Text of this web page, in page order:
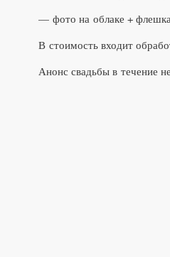
— фото на облаке +
В стоимость входит
Анонс свадьбы в течение